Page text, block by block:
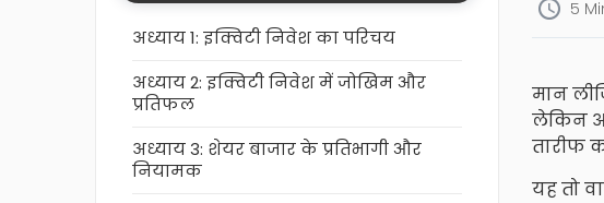
अध्याय 1: इक्विटी निवेश का परिचय
अध्याय 2: इक्विटी निवेश में जोखिम और
प्रतिफल
अध्याय 3: शेयर बाजार के प्रतिभागी और
नियामक
5
मान
लेकिन
तारीफ
यह तो